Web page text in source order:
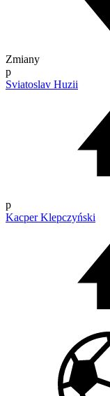
Zmiany
p
Sviatoslav Huzii
p
Kacper Klepczyński